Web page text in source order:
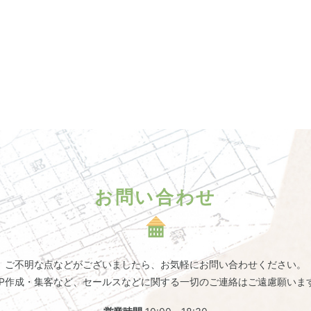
お問い合わせ
ご不明な点などがございましたら、 お気軽にお問い合わせください。
作成・集客など、セールスなどに関する一切のご連絡はご遠慮願いま